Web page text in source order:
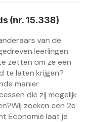
(nr. 15.338)
van de
leerlingen
zetten om ze een
te laten krijgen?
manier
die zij mogelijk
zoeken een 2e
Economie laat je